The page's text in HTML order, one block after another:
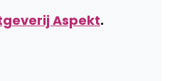
Aspekt.